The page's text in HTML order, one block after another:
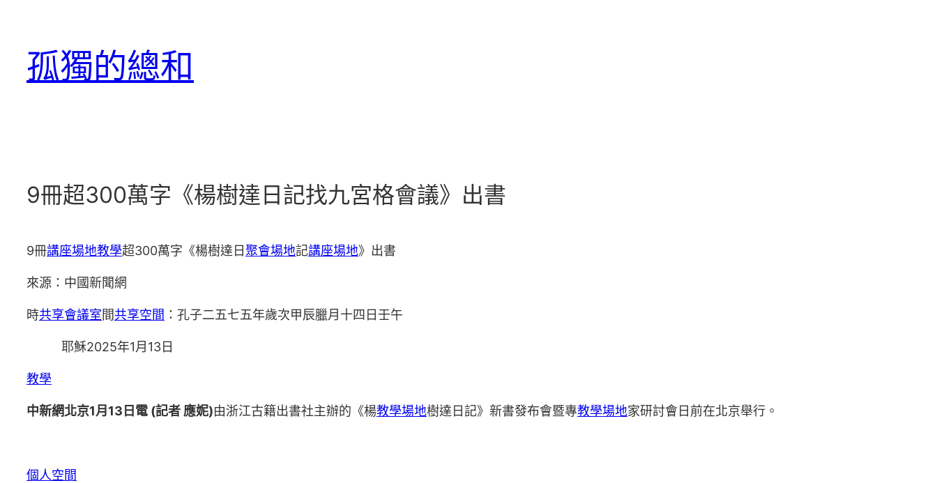
孤獨的總和
9冊超300萬字《楊樹達日記找九宮格會議》出書
9冊講座場地教學超300萬字《楊樹達日聚會場地記講座場地》出書
來源：中國新聞網
時共享會議室間共享空間 ：孔子二五七五年歲次甲辰臘月十四日壬午
耶穌2025年1月13日
教學
中新網北京1月13日電 (記者 應妮)由浙江古籍出書社主辦的《楊教學場地樹達日記》新書發布會暨專教學場地家研討會日前在北京舉行。
個人空間